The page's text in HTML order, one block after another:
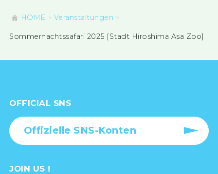
HOME Veranstaltungen
Sommernachtssafari 2025 [Stadt Hiroshima Asa Zoo]
OFFICIAL SNS
Offizielle SNS-Konten
JOIN US !